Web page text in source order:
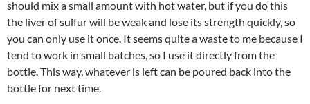
should mix a small amount with hot water, but if you do this
the liver of sulfur will be weak and lose its strength quickly, so
you can only use it once. It seems quite a waste to me because I
tend to work in small batches, so I use it directly from the
bottle. This way, whatever is left can be poured back into the
bottle for next time.